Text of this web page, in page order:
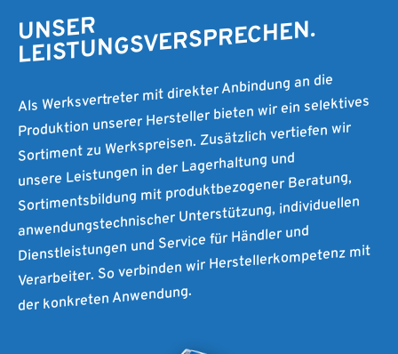
UNSER
LEISTUNGSVERSPRECHEN.
Als Werksvertreter mit direkter Anbindung an die
Produktion unserer Hersteller bieten wir ein selektives
Sortiment zu Werkspreisen. Zusätzlich vertiefen wir
unsere Leistungen in der Lagerhaltung und
Sortimentsbildung mit produktbezogener Beratung,
anwendungstechnischer Unterstützung, individuellen
Dienstleistungen und Service für Händler und
Verarbeiter. So verbinden wir Herstellerkompetenz mit
der konkreten Anwendung.